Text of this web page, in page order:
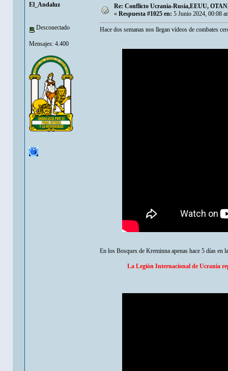
El_Andaluz
Desconectado
Mensajes: 4.400
Re: Conflicto Ucrania-Rusia,EEUU,
« Respuesta #1025 en: 5 Junio 2024, 00:08
Hace dos semanas nos llegan vídeos de combates
En los Bosques de Kreminna apenas hace 5 días en
La Legión Internacional de Ucrania